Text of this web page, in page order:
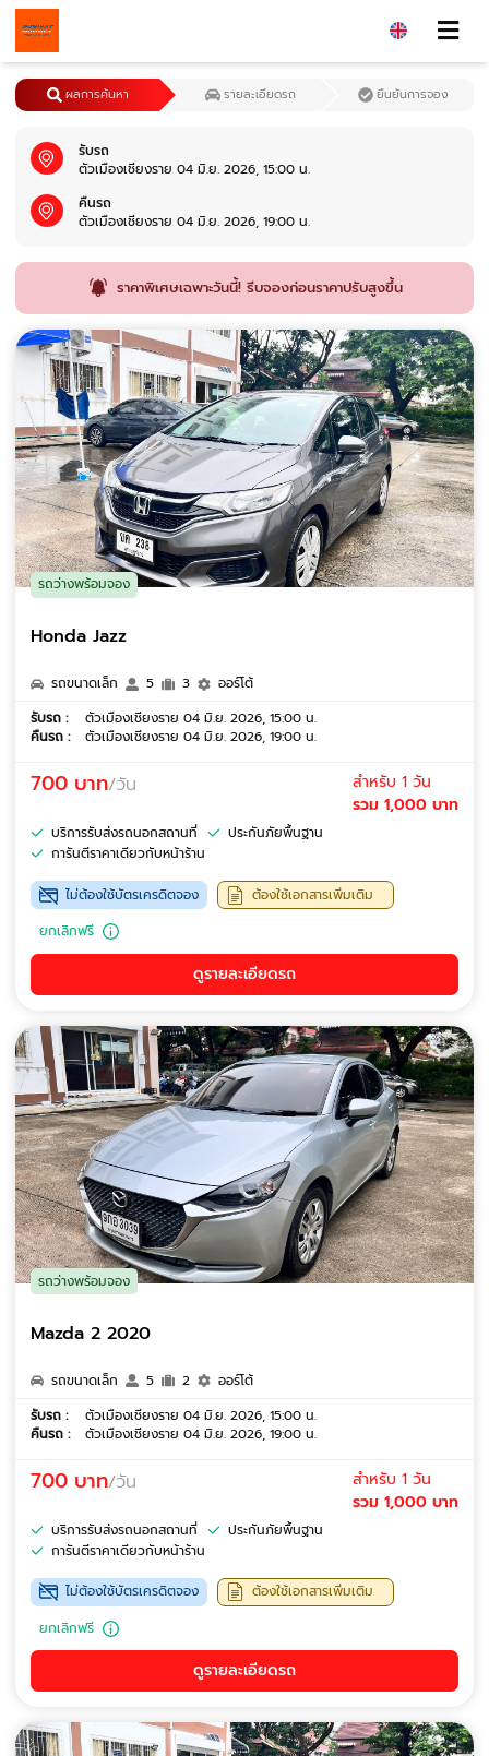
รับรถ
ตัวเมืองเชียงราย 04 มิ.ย. 2026, 15:00 น.
คืนรถ
ตัวเมืองเชียงราย 04 มิ.ย. 2026, 19:00 น.
ผลการค้นหา รายละเอียดรถ ยืนยันการจอง
ราคาพิเศษเฉพาะวันนี้! รีบจองก่อนราคาปรับสูงขึ้น
รถว่างพร้อมจอง
Honda Jazz
รถขนาดเล็ก 5 3
ออร์โต้
รับรถ :
ตัวเมืองเชียงราย 04 มิ.ย. 2026, 15:00 น.
คืนรถ :
ตัวเมืองเชียงราย 04 มิ.ย. 2026, 19:00 น.
700 บาท/วัน
สำหรับ 1 วัน
รวม 1,000 บาท
บริการรับส่งรถนอกสถานที่
ประกันภัยพื้นฐาน
การันตีราคาเดียวกับหน้าร้าน
ไม่ต้องใช้บัตรเครดิตจอง
ต้องใช้เอกสารเพิ่มเติม
ยกเลิกฟรี
ดูรายละเอียดรถ
รถว่างพร้อมจอง
Mazda 2 2020
รถขนาดเล็ก 5 2
ออร์โต้
รับรถ :
ตัวเมืองเชียงราย 04 มิ.ย. 2026, 15:00 น.
คืนรถ :
ตัวเมืองเชียงราย 04 มิ.ย. 2026, 19:00 น.
700 บาท/วัน
สำหรับ 1 วัน
รวม 1,000 บาท
บริการรับส่งรถนอกสถานที่
ประกันภัยพื้นฐาน
การันตีราคาเดียวกับหน้าร้าน
ไม่ต้องใช้บัตรเครดิตจอง
ต้องใช้เอกสารเพิ่มเติม
ยกเลิกฟรี
ดูรายละเอียดรถ